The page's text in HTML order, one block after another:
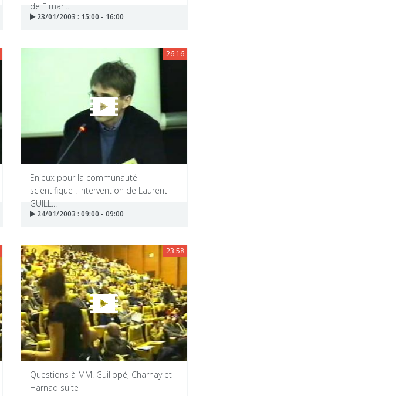
de Elmar...
23/01/2003 : 15:00 - 16:00
26:16
Enjeux pour la communauté
scientifique : Intervention de Laurent
GUILL...
24/01/2003 : 09:00 - 09:00
23:58
Questions à MM. Guillopé, Charnay et
Harnad suite